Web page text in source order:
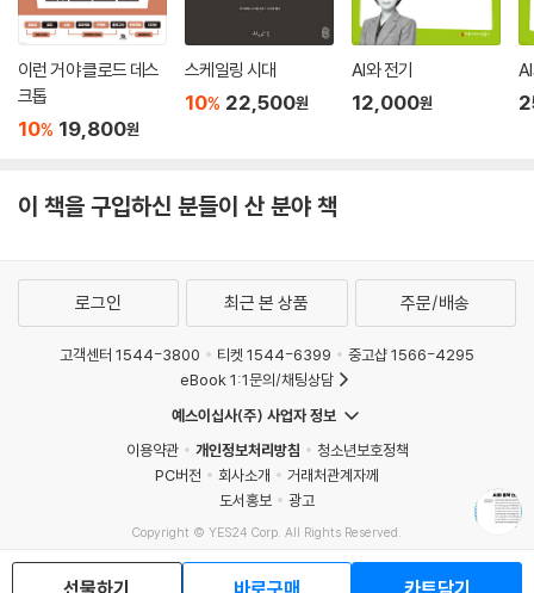
이런 거야 클로드 데스
크톱
10% 19,800원
스케일링 시대
10% 22,500원
AI와 전기
12,000원
이 책을 구입하신 분들이 산 분야 책
선물하기 바로구매 카트담기
로그인 최근 본 상품 주문/배송
고객센터 1544-3800 티켓 1544-6399
중고샵 1566-4295
eBook 1:1문의/채팅상담
예스이십사(주) 사업자 정보
이용약관
개인정보처리방침
청소년보호정책
PC버전
회사소개
거래처관계자께
도서홍보
광고
Copyright © YES24 Corp. All Rights Reserved.